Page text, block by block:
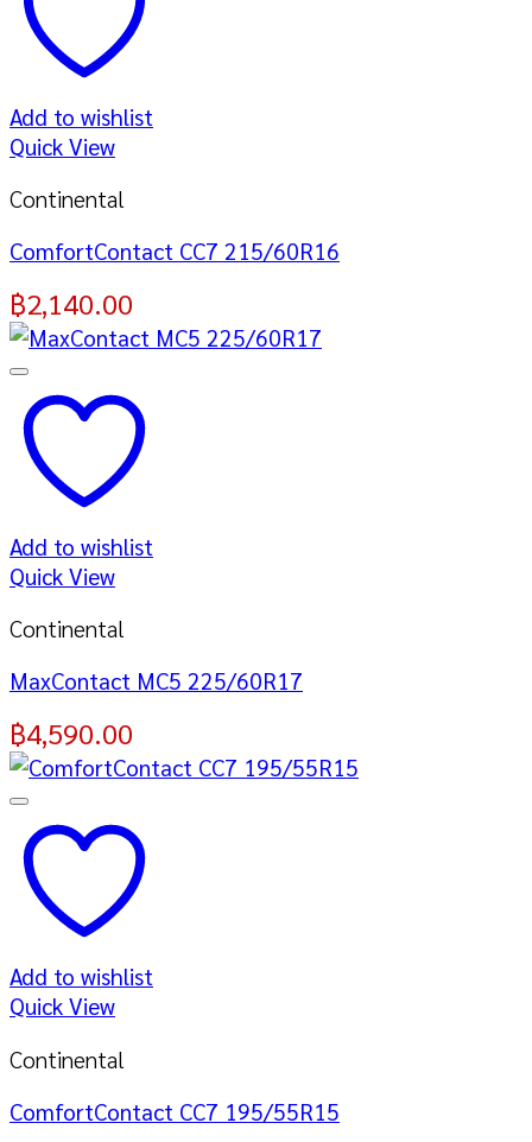
Add to wishlist
Quick View
Continental
ComfortContact CC7 215/60R16
฿2,140.00
Add to wishlist
Quick View
Continental
MaxContact MC5 225/60R17
฿4,590.00
Add to wishlist
Quick View
Continental
ComfortContact CC7 195/55R15